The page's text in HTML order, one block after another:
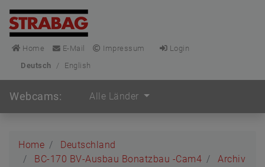
Home E-Mail Impressum
Login
Deutsch
/ English
Webcams: Alle Länder
Home
Deutschland
BC-170 BV-Ausbau Bonatzbau -Cam4
Archiv